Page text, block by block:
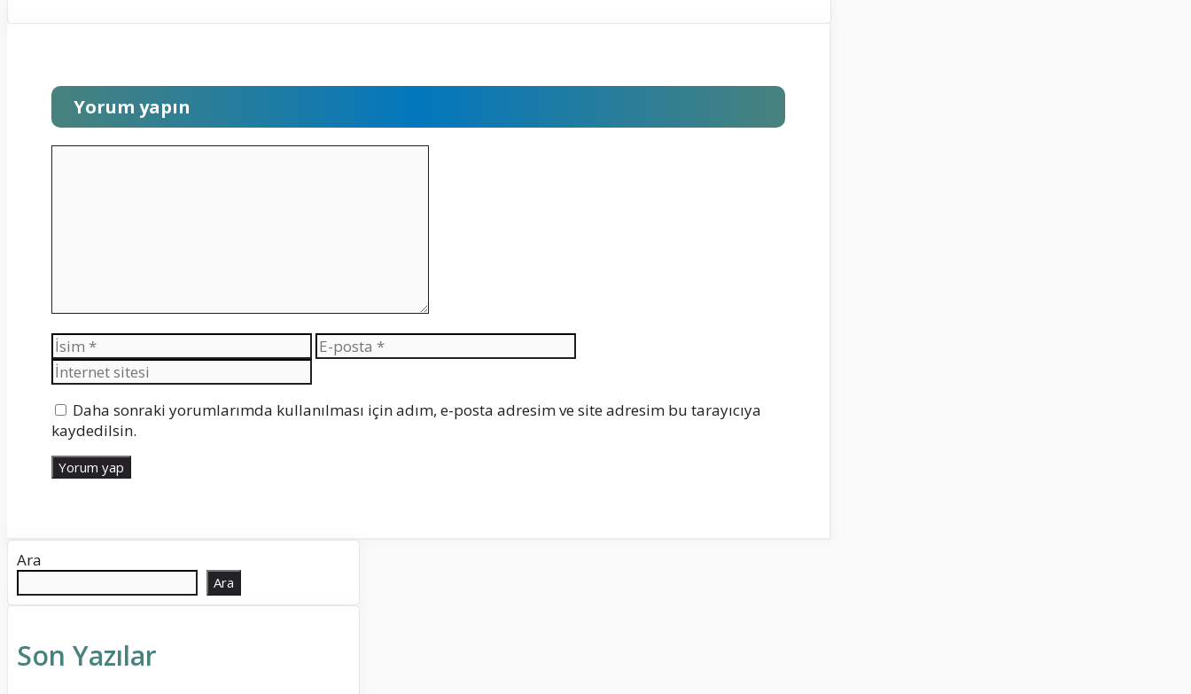
Yorum yapın
İsim
E-
posta
sitesi
Daha sonraki yorumlarımda kullanılması için adım, e-posta adresim ve site adresim bu tarayıcıya
kaydedilsin.
Ara
Ara
Son Yazılar